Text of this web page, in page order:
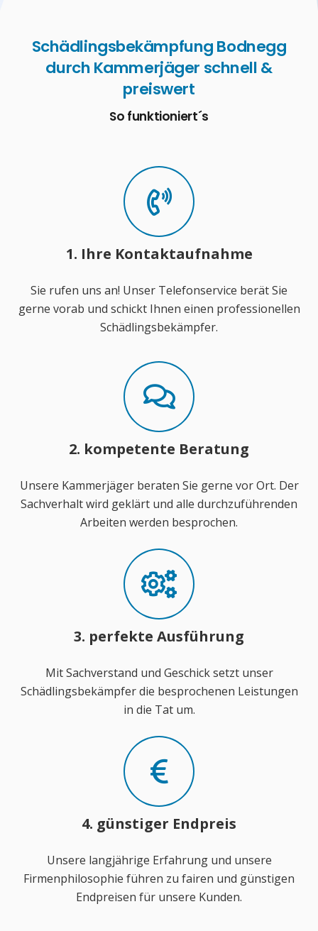
Schädlingsbekämpfung Bodnegg
durch Kammerjäger schnell &
preiswert
So funktioniert´s
1. Ihre Kontaktaufnahme
Sie rufen uns an! Unser Telefonservice berät Sie
gerne vorab und schickt Ihnen einen professionellen
Schädlingsbekämpfer.
2. kompetente Beratung
Unsere Kammerjäger beraten Sie gerne vor Ort. Der
Sachverhalt wird geklärt und alle durchzuführenden
Arbeiten werden besprochen.
3. perfekte Ausführung
Mit Sachverstand und Geschick setzt unser
Schädlingsbekämpfer die besprochenen Leistungen
in die Tat um.
4. günstiger Endpreis
Unsere langjährige Erfahrung und unsere
Firmenphilosophie führen zu fairen und günstigen
Endpreisen für unsere Kunden.